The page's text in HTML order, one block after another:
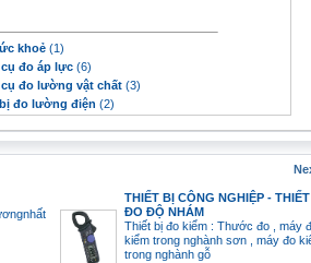
khoẻ (1)
cụ đo áp lực (6)
cụ đo lường vật chất (3)
đo lường điện (2)
THIẾT BỊ CÔNG NGHIỆP - THIẾT
ĐO ĐỘ NHÁM
Thiết bị đo kiểm : Thước đo , máy
kiểm trong nghành sơn , máy đo
trong nghành gỗ